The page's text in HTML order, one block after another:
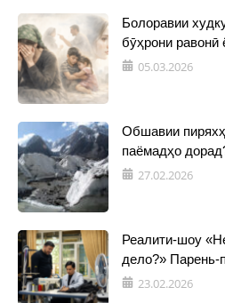
Болоравии
бӯҳрони
05.03.2026
Обшавии
паёмадҳо
27.02.2026
Реалити-шоу
дело?» Парень-
23.02.2026